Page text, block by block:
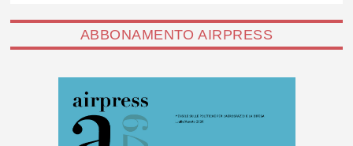
ABBONAMENTO AIRPRESS